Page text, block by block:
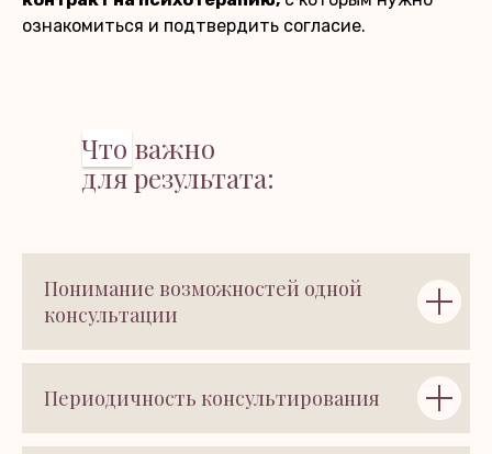
ознакомиться и подтвердить согласие.
Что важно
для результата:
Понимание возможностей одной
консультации
Периодичность консультирования